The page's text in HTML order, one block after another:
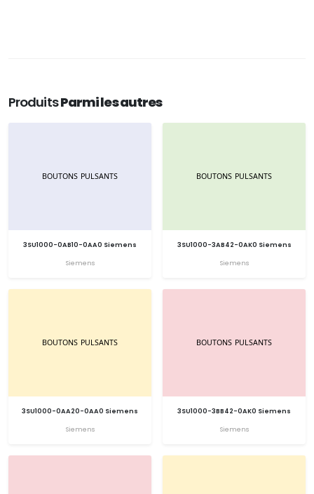
ProduitsParmi les autres
3SU1000-0AB10-0AA0 Siemens
Siemens
3SU1000-3AB42-0AK0 Siemens
Siemens
3SU1000-0AA20-0AA0 Siemens
Siemens
3SU1000-3BB42-0AK0 Siemens
Siemens